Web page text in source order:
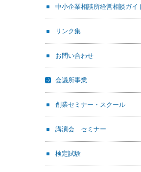
中小企業相談所経営相談ガイ
リンク集
お問い合わせ
会議所事業
創業セミナー・スクール
講演会 セミナー
検定試験